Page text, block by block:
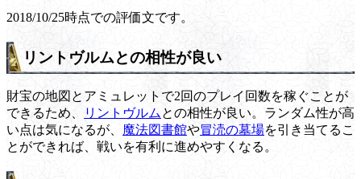
2018/10/25時点での評価文です。
リントヴルムとの相性が良い
財宝の地図とアミュレットで2回のプレイ回数を稼ぐことが
できるため、
リントヴルムとの相性が良い。ランダム性が高
い点は気になるが、 魔法図書館や冒涜の墓場を引き当てるこ
とができれば、戦いを有利に進めやすくなる。